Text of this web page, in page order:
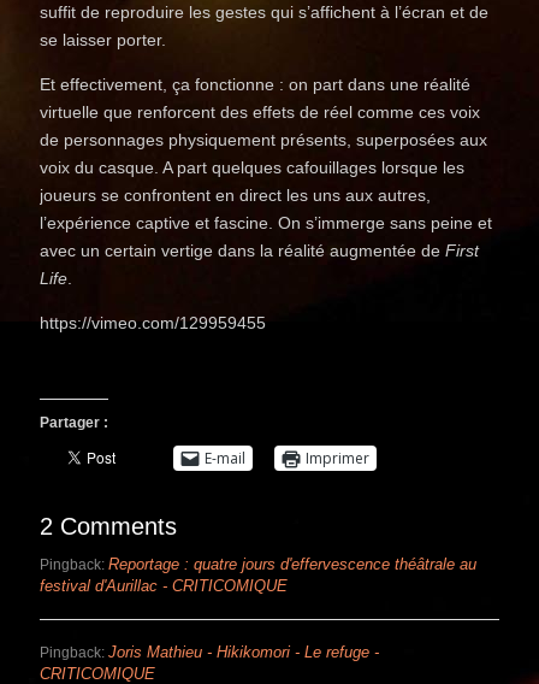
suffit de reproduire les gestes qui s’affichent à l’écran et de
se laisser porter.
Et effectivement, ça fonctionne : on part dans une réalité
virtuelle que renforcent des effets de réel comme ces voix
de personnages physiquement présents, superposées aux
voix du casque. A part quelques cafouillages lorsque les
joueurs se confrontent en direct les uns aux autres,
l’expérience captive et fascine. On s’immerge sans peine et
avec un certain vertige dans la réalité augmentée deFirst
Life
https://vimeo.com/129959455
Partager :
E-mail Imprimer
2 Comments
Pingback:Reportage : quatre jours d'effervescence théâtrale au
festival d'Aurillac - CRITICOMIQUE
Pingback:Joris Mathieu - Hikikomori - Le refuge -
CRITICOMIQUE